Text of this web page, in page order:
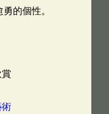
的個性。
術